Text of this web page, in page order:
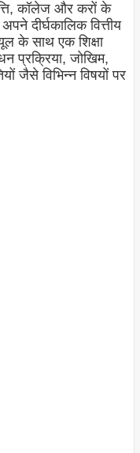
कॉलेज और करों के
दीर्घकालिक वित्तीय
के साथ एक शिक्षा
प्रक्रिया, जोखिम,
जैसे विभिन्न विषयों पर